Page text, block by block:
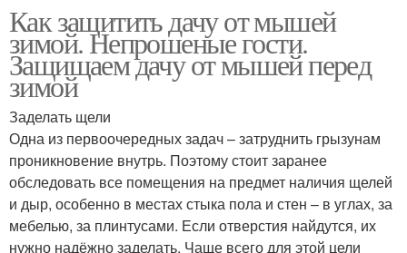
Как защитить дачу от мышей
зимой. Непрошеные гости.
Защищаем дачу от мышей перед
зимой
Заделать щели
Одна из первоочередных задач – затруднить грызунам
проникновение внутрь. Поэтому стоит заранее
обследовать все помещения на предмет наличия щелей
и дыр, особенно в местах стыка пола и стен – в углах, за
мебелью, за плинтусами. Если отверстия найдутся, их
нужно надёжно заделать. Чаще всего для этой цели